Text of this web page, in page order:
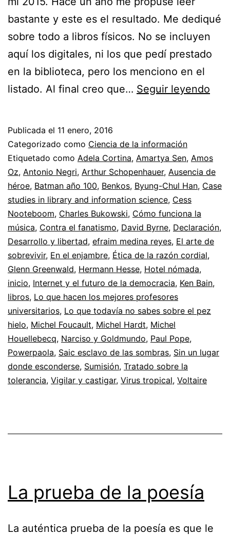
bastante y este es el resultado. Me dediqué
sobre todo a libros físicos. No se incluyen
aquí los digitales, ni los que pedí prestado
en la biblioteca, pero los menciono en el
listado. Al final creo que… Seguir leyendo
en
Publicada el 11 enero, 2016
Categorizado como Ciencia de la información
Etiquetado como Adela Cortina, Amartya Sen, Amos
Oz, Antonio Negri, Arthur Schopenhauer, Ausencia de
héroe, Batman año 100, Benkos, Byung-Chul Han, Case
studies in library and information science, Cess
Nooteboom, Charles Bukowski, Cómo funciona la
música, Contra el fanatismo, David Byrne, Declaración,
Desarrollo y libertad, efraim medina reyes, El arte de
sobrevivir, En el enjambre, Ética de la razón cordial,
Glenn Greenwald, Hermann Hesse, Hotel nómada,
inicio, Internet y el futuro de la democracia, Ken Bain,
libros, Lo que hacen los mejores profesores
universitarios, Lo que todavía no sabes sobre el pez
hielo, Michel Foucault, Michel Hardt, Michel
Houellebecq, Narciso y Goldmundo, Paul Pope,
Powerpaola, Saic esclavo de las sombras, Sin un lugar
donde esconderse, Sumisión, Tratado sobre la
tolerancia, Vigilar y castigar, Virus tropical, Voltaire
La prueba de la poesía
La auténtica prueba de la poesía es que le